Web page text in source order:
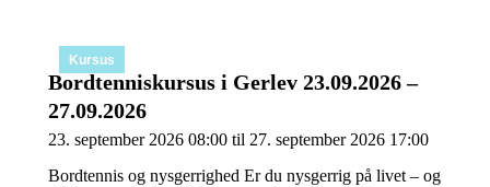
Kursus
Bordtenniskursus i Gerlev 23.09.2026 –
27.09.2026
23. september 2026 08:00 til 27. september 2026 17:00
Bordtennis og nysgerrighed Er du nysgerrig på livet – og